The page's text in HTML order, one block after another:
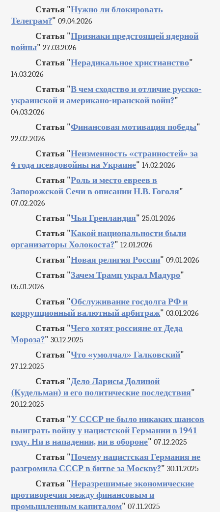
Статья "Нужно ли блокировать
Телеграм?" 09.04.2026
Статья "Признаки предстоящей ядерной
войны" 27.03.2026
Статья "Нерадикальное христианство"
14.03.2026
Статья "В чем сходство и отличие русско-
украинской и американо-иранской войн?"
04.03.2026
Статья "Финансовая мотивация победы"
22.02.2026
Статья "Неизменность «странностей» за
4 года псевдовойны на Украине" 14.02.2026
Статья "Роль и место евреев в
Запорожской Сечи в описании Н.В. Гоголя"
07.02.2026
Статья "Чья Гренландия" 25.01.2026
Статья "Какой национальности были
организаторы Холокоста?" 12.01.2026
Статья "Новая религия России" 09.01.2026
Статья "Зачем Трамп украл Мадуро"
05.01.2026
Статья "Обслуживание госдолга РФ и
коррупционный валютный арбитраж" 03.01.2026
Статья "Чего хотят россияне от Деда
Мороза?" 30.12.2025
Статья "Что «умолчал» Галковский"
27.12.2025
Статья "Дело Ларисы Долиной
(Кудельман) и его политические последствия"
20.12.2025
Статья "У СССР не было никаких шансов
выиграть войну у нацистской Германии в 1941
году. Ни в нападении, ни в обороне" 07.12.2025
Статья "Почему нацистская Германия не
разгромила СССР в битве за Москву?" 30.11.2025
Статья "Неразрешимые экономические
противоречия между финансовым и
промышленным капиталом" 07.11.2025